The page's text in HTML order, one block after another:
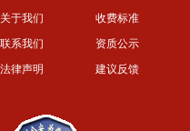
关于我们
联系我们
法律声明
收费标准
资质公示
建议反馈